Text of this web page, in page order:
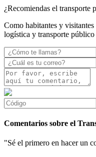
¿Recomiendas el transporte
Como habitantes y
logística y transporte
Comentarios sobre el
"Sé el primero en hacer un